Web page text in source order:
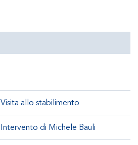
Visita allo stabilimento
Intervento di Michele Bauli